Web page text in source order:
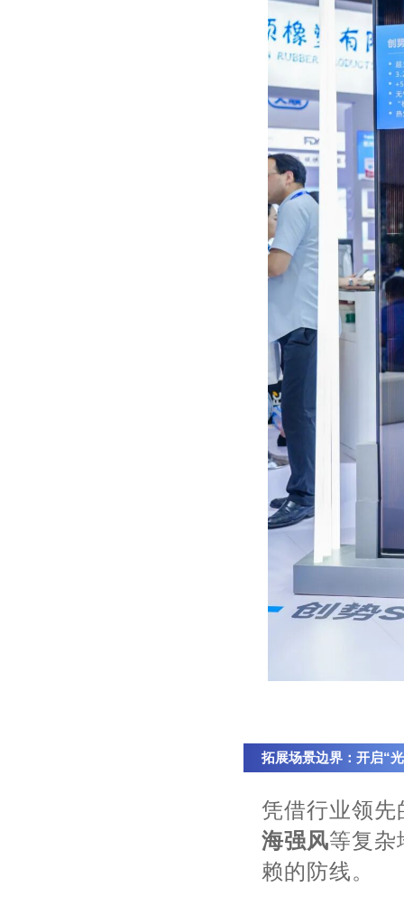
拓展场景边界：开启“
凭借行业领
海强风等复杂
赖的防线。